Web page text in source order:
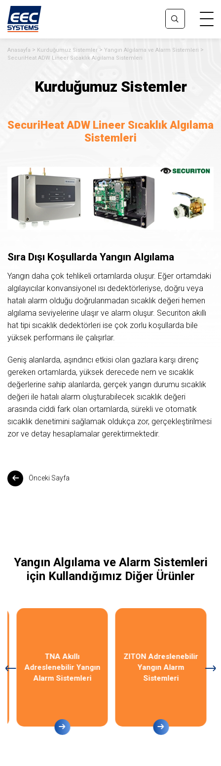
Anasayfa Kurduğumuz Sistemler
Yangın Algılama ve Alarm Sistemleri
SecuriHeat ADW Lineer Sıcaklık Algılama Sistemleri
Kurduğumuz Sistemler
SecuriHeat ADW Lineer Sıcaklık Algılama
Sistemleri
Sıra Dışı Koşullarda Yangın Algılama
Yangın daha çok tehlikeli ortamlarda oluşur. Eğer ortamdaki
algılayıcılar konvansiyonel ısı dedektörleriyse, doğru veya
hatalı alarm olduğu doğrulanmadan sıcaklık değeri hemen
algılama seviyelerine ulaşır ve alarm oluşur. Securiton akıllı
hat tipi sıcaklık dedektörleri ise çok zorlu koşullarda bile
yüksek performans ile çalışırlar.
Geniş alanlarda, aşındırıcı etkisi olan gazlara karşı direnç
gereken ortamlarda, yüksek derecede nem ve sıcaklık
değerlerine sahip alanlarda, gerçek yangın durumu sıcaklık
değeri ile hatalı alarm oluşturabilecek sıcaklık değeri
arasında ciddi fark olan ortamlarda, sürekli ve otomatik
sıcaklık denetimini sağlamak oldukça zor, gerçekleştirilmesi
zor ve detay hesaplamalar gerektirmektedir.
Önceki Sayfa
Yangın Algılama ve Alarm Sistemleri
için Kullandığımız Diğer Ürünler
TNA Akıllı
Adreslenebilir Yangın
Alarm Sistemleri
ZITON Adreslenebilir
Yangın Alarm
Sistemleri